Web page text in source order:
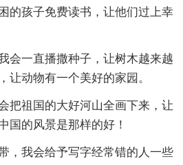
的孩子免费读书，让他们过上幸
会一直播撒种子，让树木越来越
让动物有一个美好的家园。
把祖国的大好河山全画下来，让
国的风景是那样的好！
，我会给予写字经常错的人一些